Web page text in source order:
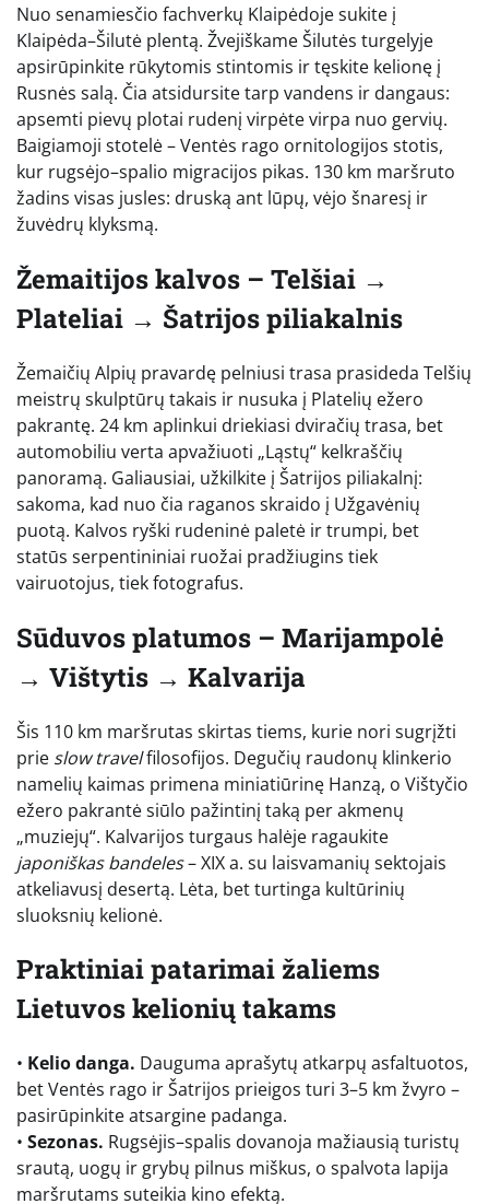
Nuo senamiesčio fachverkų Klaipėdoje sukite į
Klaipėda–Šilutė plentą. Žvejiškame Šilutės turgelyje
apsirūpinkite rūkytomis stintomis ir tęskite kelionę į
Rusnės salą. Čia atsidursite tarp vandens ir dangaus:
apsemti pievų plotai rudenį virpėte virpa nuo gervių.
Baigiamoji stotelė – Ventės rago ornitologijos stotis,
kur rugsėjo–spalio migracijos pikas. 130 km maršruto
žadins visas jusles: druską ant lūpų, vėjo šnaresį ir
žuvėdrų klyksmą.
Žemaitijos kalvos – Telšiai →
Plateliai → Šatrijos piliakalnis
Žemaičių Alpių pravardę pelniusi trasa prasideda Telšių
meistrų skulptūrų takais ir nusuka į Platelių ežero
pakrantę. 24 km aplinkui driekiasi dviračių trasa, bet
automobiliu verta apvažiuoti „Ląstų“ kelkraščių
panoramą. Galiausiai, užkilkite į Šatrijos piliakalnį:
sakoma, kad nuo čia raganos skraido į Užgavėnių
puotą. Kalvos ryški rudeninė paletė ir trumpi, bet
statūs serpentininiai ruožai pradžiugins tiek
vairuotojus, tiek fotografus.
Sūduvos platumos – Marijampolė
→ Vištytis → Kalvarija
Šis 110 km maršrutas skirtas tiems, kurie nori sugrįžti
prie slow travelfilosofijos. Degučių raudonų klinkerio
namelių kaimas primena miniatiūrinę Hanzą, o Vištyčio
ežero pakrantė siūlo pažintinį taką per akmenų
„muziejų“. Kalvarijos turgaus halėje ragaukite
japoniškas bandeles– XIX a. su laisvamanių sektojais
atkeliavusį desertą. Lėta, bet turtinga kultūrinių
sluoksnių kelionė.
Praktiniai patarimai žaliems
Lietuvos kelionių takams
• Kelio danga. Dauguma aprašytų atkarpų asfaltuotos,
bet Ventės rago ir Šatrijos prieigos turi 3–5 km žvyro –
pasirūpinkite atsargine padanga.
• Sezonas. Rugsėjis–spalis dovanoja mažiausią turistų
srautą, uogų ir grybų pilnus miškus, o spalvota lapija
maršrutams suteikia kino efektą.